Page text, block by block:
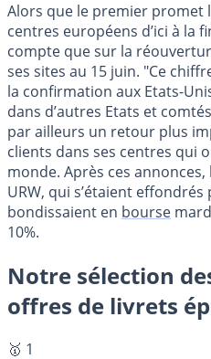
Alors que le premier promet
centres européens d’ici à la
compte que sur la
ses sites au 15 juin. "Ce
la confirmation aux Etats-
dans d’autres Etats et
par ailleurs un retour plus
clients dans ses centres qui
monde. Après ces
URW, qui s’étaient
bondissaient en bourse
10%.
Notre sélection
offres de livrets
🥇 1